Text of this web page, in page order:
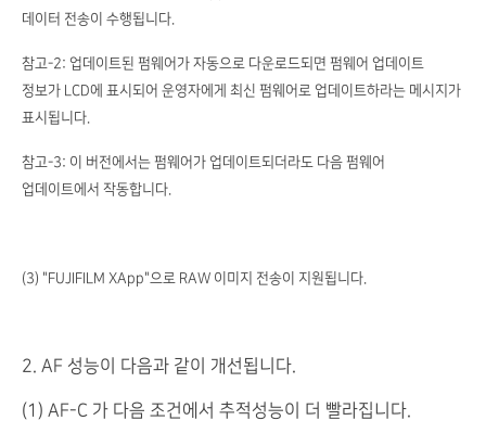
데이터 전송이 수행됩니다.
참고-2: 업데이트된 펌웨어가 자동으로 다운로드되면 펌웨어 업데이트
정보가 LCD에 표시되어 운영자에게 최신 펌웨어로 업데이트하라는 메시지가
표시됩니다.
참고-3: 이 버전에서는 펌웨어가 업데이트되더라도 다음 펌웨어
업데이트에서 작동합니다.
(3) "FUJIFILM XApp"으로 RAW 이미지 전송이 지원됩니다.
2. AF 성능이 다음과 같이 개선됩니다.
(1) AF-C 가 다음 조건에서 추적성능이 더 빨라집니다.